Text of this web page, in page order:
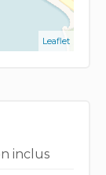
Leaflet
inclus